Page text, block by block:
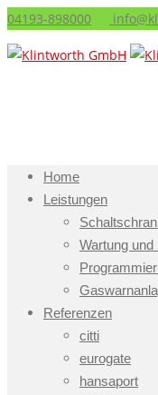
04193-898000
Home
Leistungen
Wartung
Referenzen
citti
eurogate
hansaport